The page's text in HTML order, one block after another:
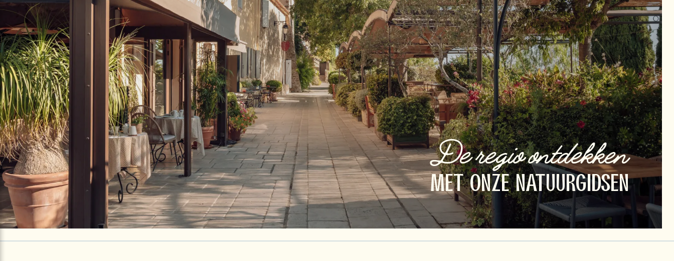
De regio ontdekken
MET ONZE NATUURGIDSEN